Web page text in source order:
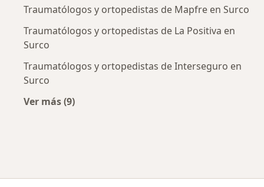
Traumatólogos y ortopedistas de Mapfre en Surco
Traumatólogos y ortopedistas de La Positiva en
Surco
Traumatólogos y ortopedistas de Interseguro en
Surco
Ver más (9)